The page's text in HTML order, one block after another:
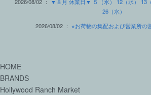
26（水）
2026/08/02 ： ※お荷物の集配および営業所の
HOME
BRANDS
Hollywood Ranch Market